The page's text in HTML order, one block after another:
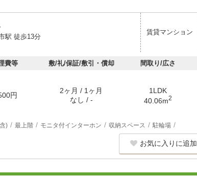
駅 徒歩13分
賃貸マンション
費等 敷/礼/保証/敷引・償却 間取り/広さ
円
2ヶ月 / 1ヶ月
なし / -
1LDK
40.06m2
) 最上階 モニタ付インターホン 収納スペース 駐輪場
お気に入りに追加